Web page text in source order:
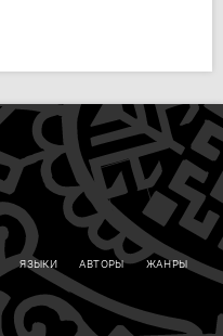
ЯЗЫКИ АВТОРЫ ЖАНРЫ